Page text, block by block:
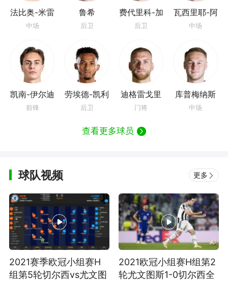
法比奥-米雷
蒂
中场
鲁希
后卫
费代里科-加
蒂
后卫
瓦西里耶-阿
季奇
中场
凯南-伊尔迪
兹
前锋
劳埃德-凯利
后卫
迪格雷戈里
奥
门将
库普梅纳斯
中场
查看更多球员
球队视频 更多
2021赛季欧冠小组赛H
组第5轮切尔西vs尤文图
2021欧冠小组赛H组第2
轮尤文图斯1-0切尔西全